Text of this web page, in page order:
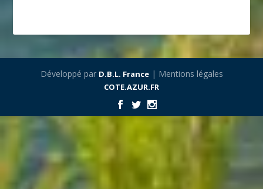
Développé par D.B.L. France| Mentions légales
COTE.AZUR.FR